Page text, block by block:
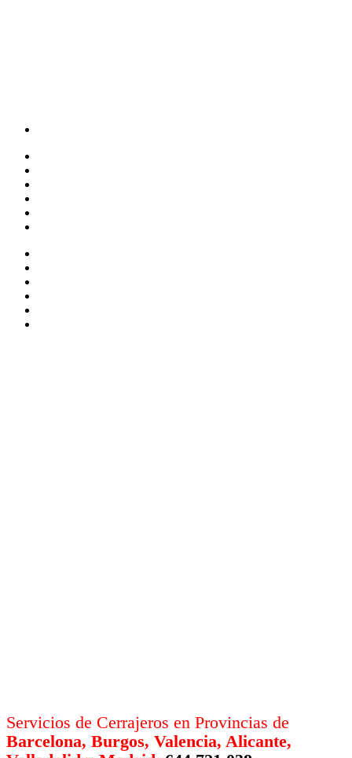
Servicios de Cerrajeros en Provincias de
Barcelona, Burgos, Valencia, Alicante,